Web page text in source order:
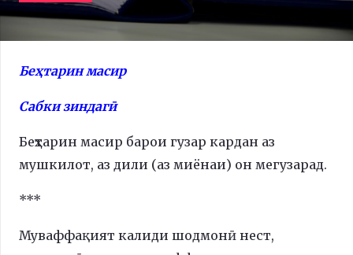
Беҳтарин масир
Сабки зиндагӣ
Беҳтарин масир барои гузар кардан аз
мушкилот, аз дили (аз миёнаи) он мегузарад.
***
Муваффақият калиди шодмонӣ нест,